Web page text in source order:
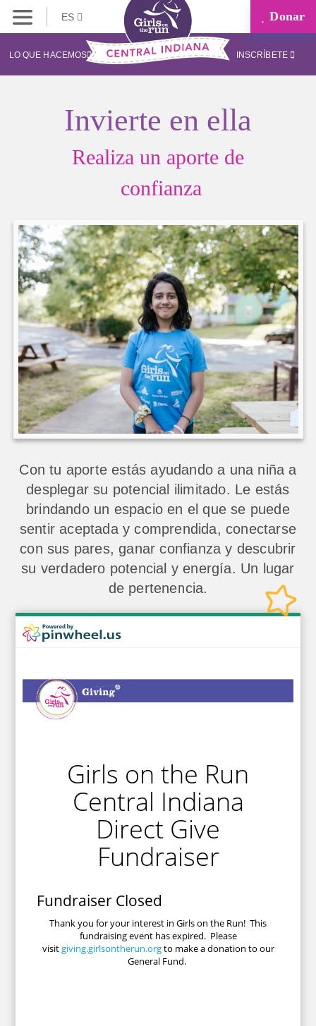
ES Donar
LO QUE HACEMOS INSCRÍBETE
Invierte en ella
Realiza un aporte de
confianza
Con tu aporte estás ayudando a una niña a
desplegar su potencial ilimitado. Le estás
brindando un espacio en el que se puede
sentir aceptada y comprendida, conectarse
con sus pares, ganar confianza y descubrir
su verdadero potencial y energía. Un lugar
de pertenencia.